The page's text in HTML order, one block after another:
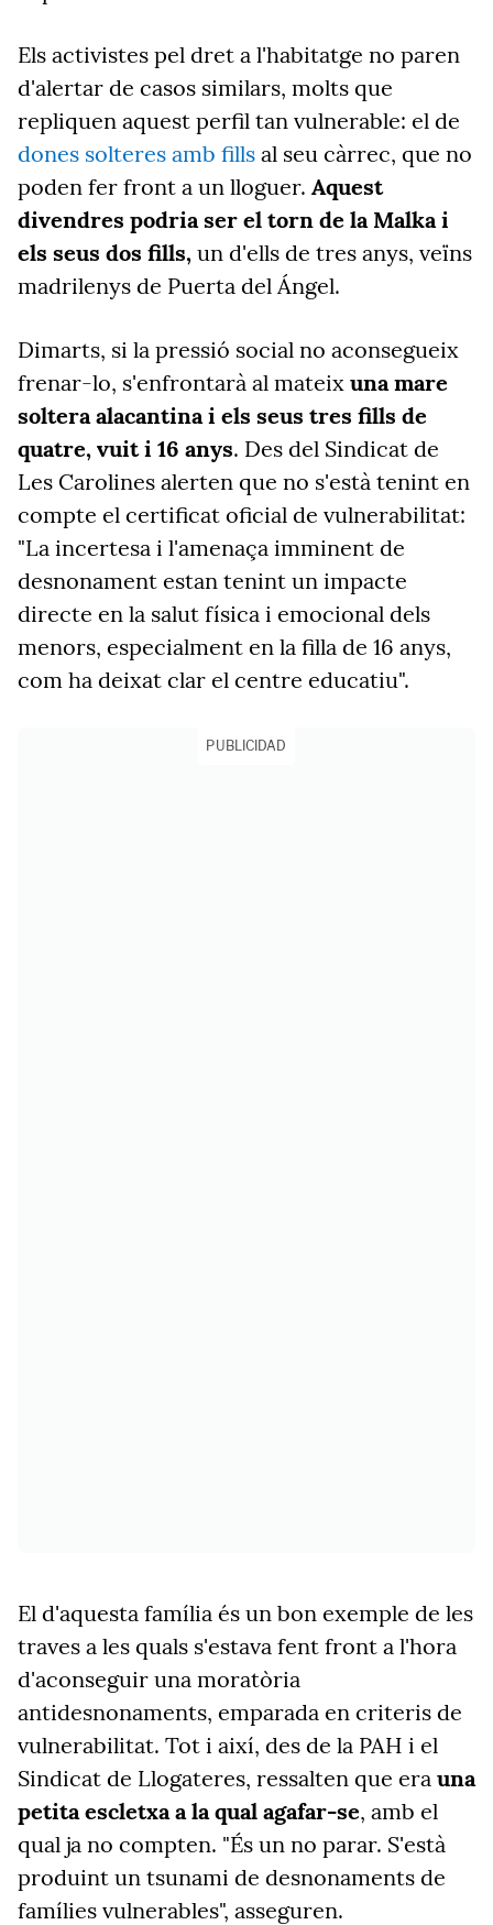
Els activistes pel dret a l'habitatge no paren
d'alertar de casos similars, molts que
repliquen aquest perfil tan vulnerable: el de
dones solteres amb fills al seu càrrec, que no
poden fer front a un lloguer. Aquest
divendres podria ser el torn de la Malka i
els seus dos fills, un d'ells de tres anys, veïns
madrilenys de Puerta del Ángel.
Dimarts, si la pressió social no aconsegueix
frenar-lo, s'enfrontarà al mateix una mare
soltera alacantina i els seus tres fills de
quatre, vuit i 16 anys. Des del Sindicat de
Les Carolines alerten que no s'està tenint en
compte el certificat oficial de vulnerabilitat:
"La incertesa i l'amenaça imminent de
desnonament estan tenint un impacte
directe en la salut física i emocional dels
menors, especialment en la filla de 16 anys,
com ha deixat clar el centre educatiu".
PUBLICIDAD
El d'aquesta família és un bon exemple de les
traves a les quals s'estava fent front a l'hora
d'aconseguir una moratòria
antidesnonaments, emparada en criteris de
vulnerabilitat. Tot i així, des de la PAH i el
Sindicat de Llogateres, ressalten que era una
petita escletxa a la qual agafar-se, amb el
qual ja no compten. "És un no parar. S'està
produint un tsunami de desnonaments de
famílies vulnerables", asseguren.